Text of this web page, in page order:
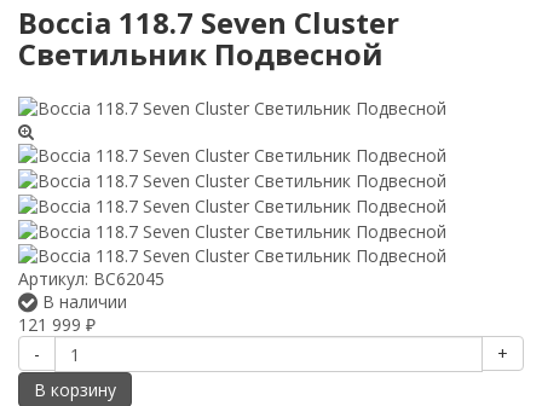
Boccia 118.7 Seven Cluster
Светильник Подвесной
Артикул: BC62045
В наличии
121 999 ₽
-
+
В корзину